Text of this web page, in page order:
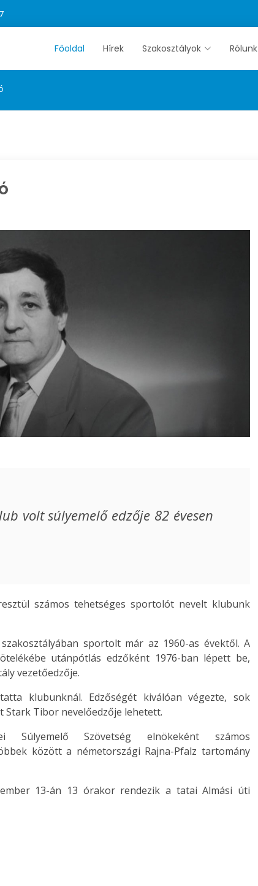
Főoldal Hírek Szakosztályok Rólunk
volt súlyemelő edzője 82 évesen
számos tehetséges sportolót nevelt klubunk
sportolt már az 1960-as évektől. A
utánpótlás edzőként 1976-ban lépett be,
vezetőedzője.
klubunknál. Edzőségét kiválóan végezte, sok
Tibor nevelőedzője lehetett.
Súlyemelő Szövetség elnökeként számos
között a németországi Rajna-Pfalz tartomány
13-án 13 órakor rendezik a tatai Almási úti